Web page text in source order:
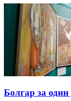
Болгар за